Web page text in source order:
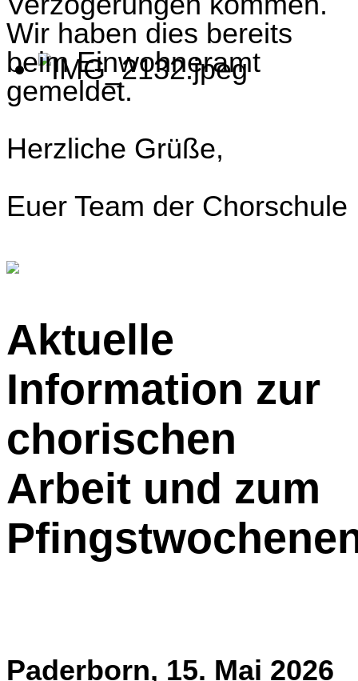
Wir haben dies bereits
beim Einwohneramt
gemeldet.
Herzliche Grüße,
Euer Team der Chorschule
Aktuelle
Information zur
chorischen
Arbeit und zum
Paderborn, 15. Mai 2026